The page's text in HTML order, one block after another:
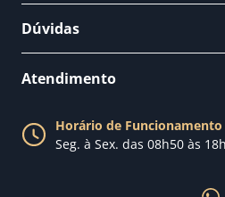
Fale conosco
Nossa loja
Dúvidas
Política de Trocas
Política de Entrega
Atendimento
Horário de Funcionamento
Seg. à Sex. das 08h50 às